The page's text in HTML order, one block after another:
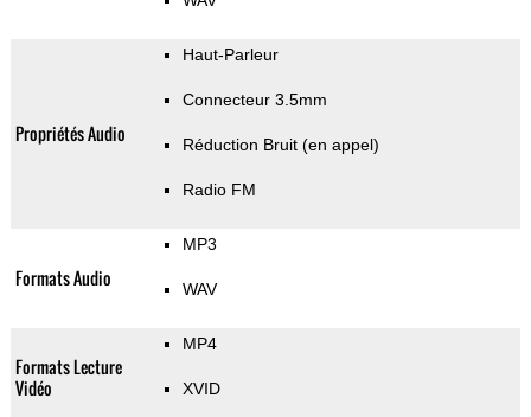
Propriétés Audio
Haut-Parleur
Connecteur 3.5mm
Réduction Bruit (en appel)
Radio FM
Formats Audio
MP3
WAV
Formats Lecture
Vidéo
MP4
XVID